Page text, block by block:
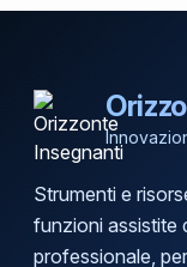
Strumenti e
funzioni assistite
professionale,